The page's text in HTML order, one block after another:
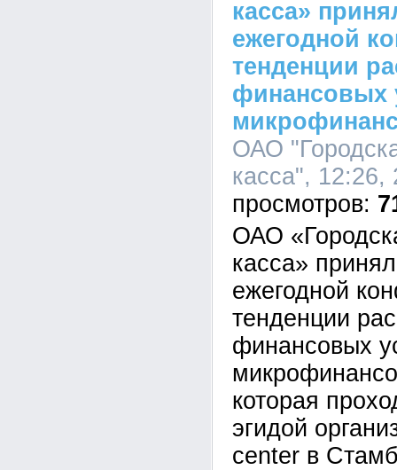
касса»
ежегодной
тенденции
финансовых
ОАО
касса", 12:26,
ОАО
касса»
ежегодной
тенденции
финансовых
которая
эгидой
center в